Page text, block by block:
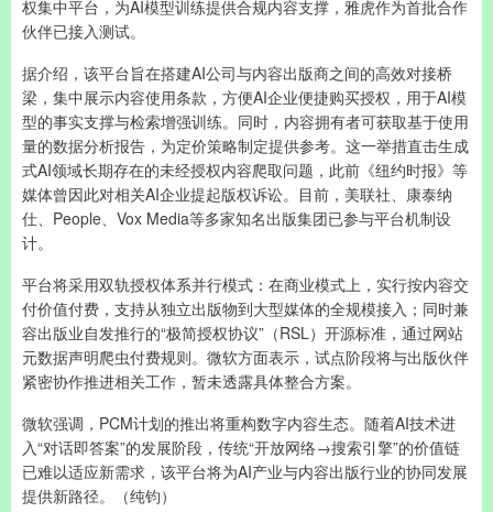
权集中平台，为AI模型训练提供合规内容支撑，雅虎作为首批合作
伙伴已接入测试。
据介绍，该平台旨在搭建AI公司与内容出版商之间的高效对接桥
梁，集中展示内容使用条款，方便AI企业便捷购买授权，用于AI模
型的事实支撑与检索增强训练。同时，内容拥有者可获取基于使用
量的数据分析报告，为定价策略制定提供参考。这一举措直击生成
式AI领域长期存在的未经授权内容爬取问题，此前《纽约时报》等
媒体曾因此对相关AI企业提起版权诉讼。目前，美联社、康泰纳
仕、People、Vox Media等多家知名出版集团已参与平台机制设
计。
平台将采用双轨授权体系并行模式：在商业模式上，实行按内容交
付价值付费，支持从独立出版物到大型媒体的全规模接入；同时兼
容出版业自发推行的“极简授权协议”（RSL）开源标准，通过网站
元数据声明爬虫付费规则。微软方面表示，试点阶段将与出版伙伴
紧密协作推进相关工作，暂未透露具体整合方案。
微软强调，PCM计划的推出将重构数字内容生态。随着AI技术进
入“对话即答案”的发展阶段，传统“开放网络→搜索引擎”的价值链
已难以适应新需求，该平台将为AI产业与内容出版行业的协同发展
提供新路径。（纯钧）